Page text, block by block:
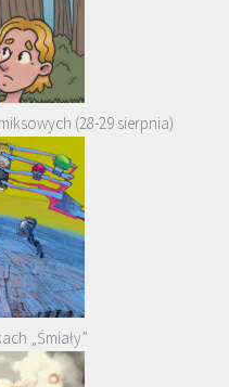
(28-29 sierpnia)
„Śmiały”